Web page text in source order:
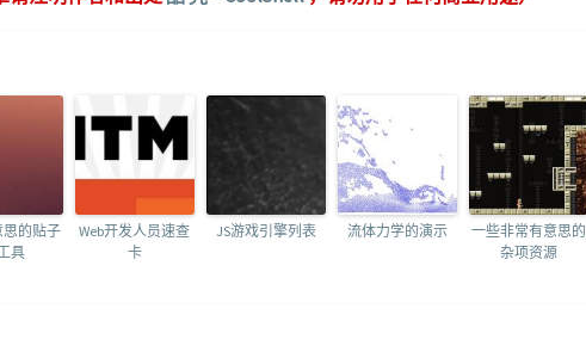
的贴子
具
Web开发人员速查
卡
JS游戏引擎列表 流体力学的演示
一些非常有意思的
杂项资源